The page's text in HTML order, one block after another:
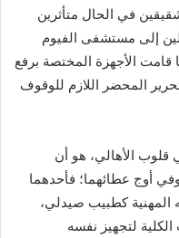
في الحال متأثرين
إلى مستشفى الفيوم
قامت الأجهزة المختصة برفع
المحضر اللازم للوقوف
الأهالي، هو أن
أوج عطائهما؛ فأحدهما
المهنية كطبيب صيدلي،
لتجهيز نفسه